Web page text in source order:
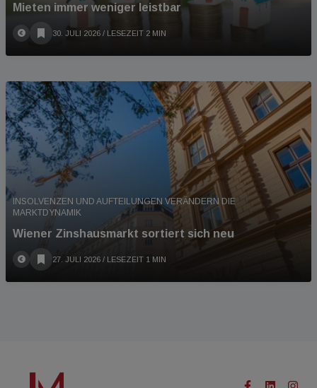
Mieten immer weniger leistbar
30. JULI 2026 / LESEZEIT 2 MIN
INSOLVENZEN UND AUFTEILUNGEN VERÄNDERN DIE
MARKTDYNAMIK
Wiener Zinshausmarkt sortiert sich neu
27. JULI 2026 / LESEZEIT 1 MIN